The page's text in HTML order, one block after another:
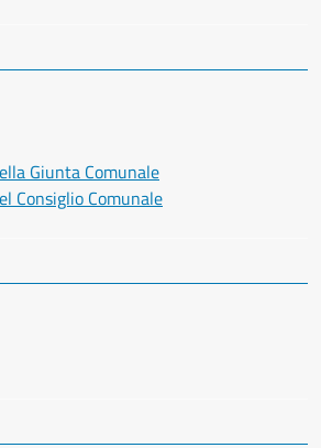
Giunta Comunale
Consiglio Comunale